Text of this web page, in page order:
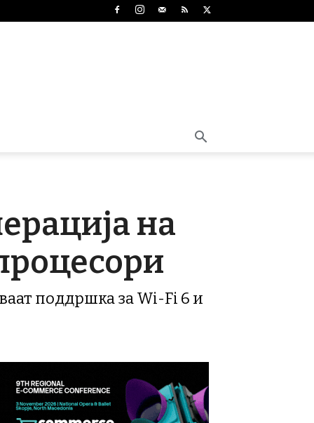
на
поддршка за Wi-Fi 6 и